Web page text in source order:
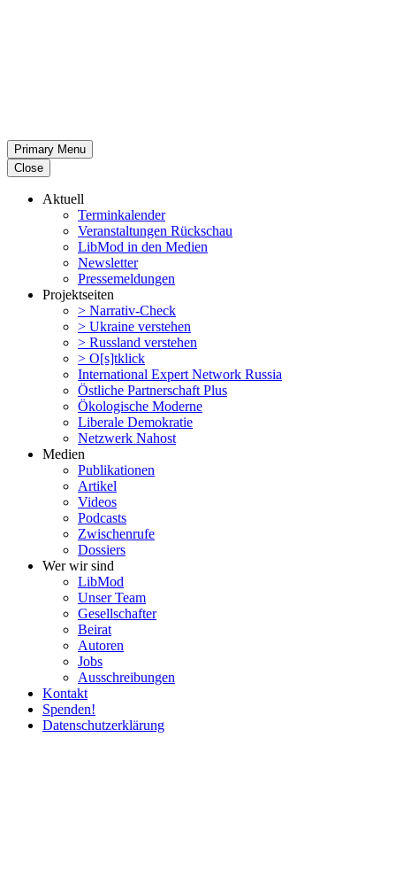
Primary Menu
Close
Aktuell
Termin­ka­lender
Veran­stal­tungen Rückschau
LibMod in den Medien
Newsletter
Presse­mel­dungen
Projekt­seiten
> Narrativ-Check
> Ukraine verstehen
> Russland verstehen
> O[s]tklick
Inter­na­tional Expert Network Russia
Östliche Partner­schaft Plus
Ökolo­gische Moderne
Liberale Demokratie
Netzwerk Nahost
Medien
Publi­ka­tionen
Artikel
Videos
Podcasts
Zwischenrufe
Dossiers
Wer wir sind
LibMod
Unser Team
Gesell­schafter
Beirat
Autoren
Jobs
Ausschrei­bungen
Kontakt
Spenden!
Daten­schutz­er­klärung